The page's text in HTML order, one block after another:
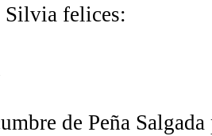
Silvia felices:
de Peña